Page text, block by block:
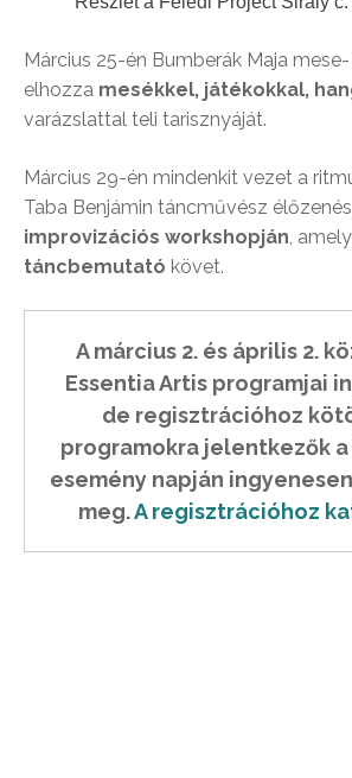
Március 25-én Bumberák Maja
elhozza mesékkel, játékokkal,
varázslattal teli tarisznyáját.
Március 29-én mindenkit vezet a
Taba Benjámin táncművész
improvizációs workshopján ,
táncbemutató követ.
A március 2. és április 2.
Essentia Artis programjai
de regisztrációhoz
programokra jelentkezők
esemény napján
meg. A regisztrációhoz